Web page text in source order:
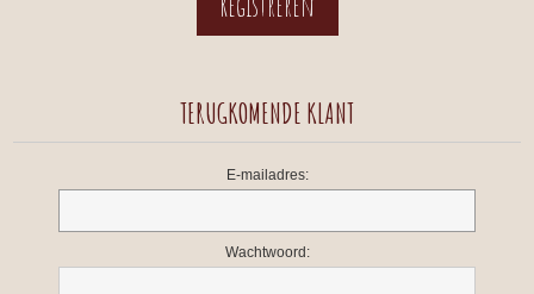
TERUGKOMENDE KLANT
E-mailadres:
Wachtwoord: